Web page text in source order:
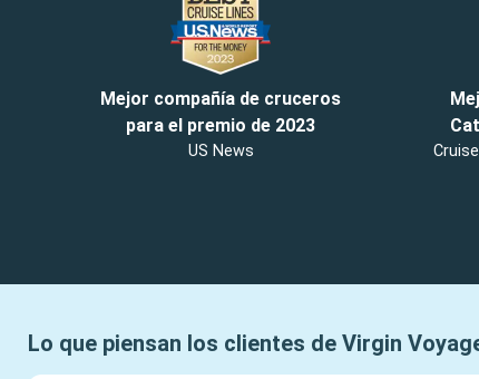
Mejor compañía de cruceros
para el premio de 2023
US News
Lo que piensan los clientes de Virgin